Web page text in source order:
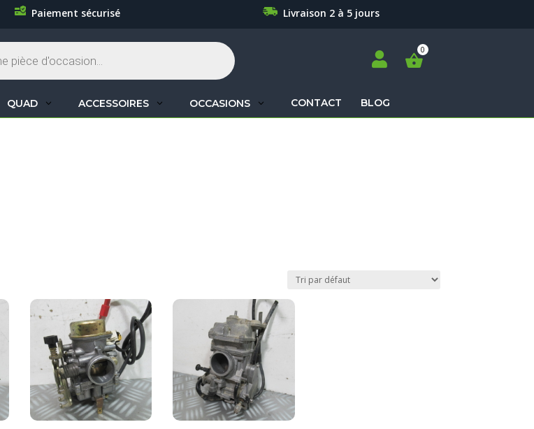
Paiement sécurisé Livraison 2 à 5 jours

QUAD ACCESSOIRES OCCASIONS CONTACT BLOG